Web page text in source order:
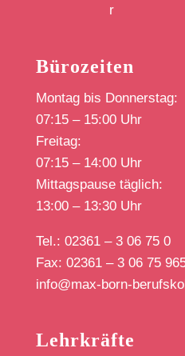
Bürozeiten
Montag bis Donnerstag:
07:15 – 15:00 Uhr
Freitag:
07:15 – 14:00 Uhr
Mittagspause täglich:
13:00 – 13:30 Uhr
Tel.: 02361 – 3 06 75 0
Fax: 02361 – 3 06 75
info@max-born-
Lehrkräfte